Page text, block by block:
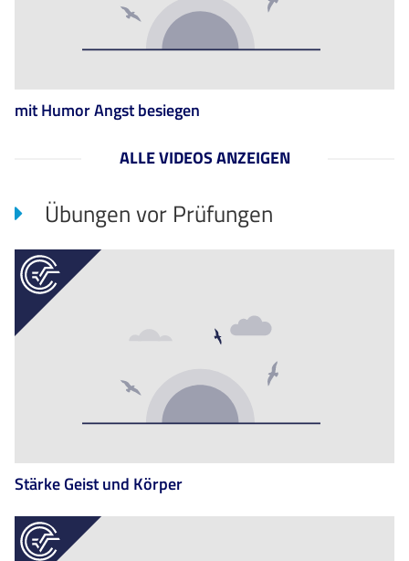
mit Humor Angst besiegen
ALLE VIDEOS ANZEIGEN
Übungen vor Prüfungen
Stärke Geist und Körper